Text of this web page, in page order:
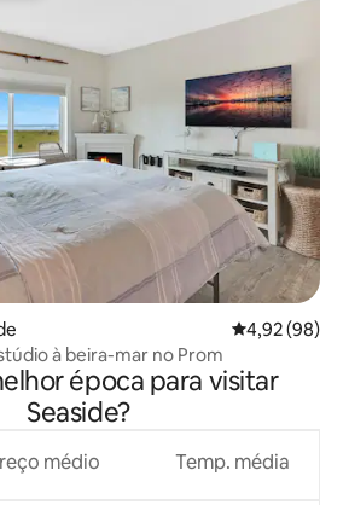
4,92 de uma
4,92 (98)
à beira-mar no Prom
época para visitar
Seaside?
médio Temp. média